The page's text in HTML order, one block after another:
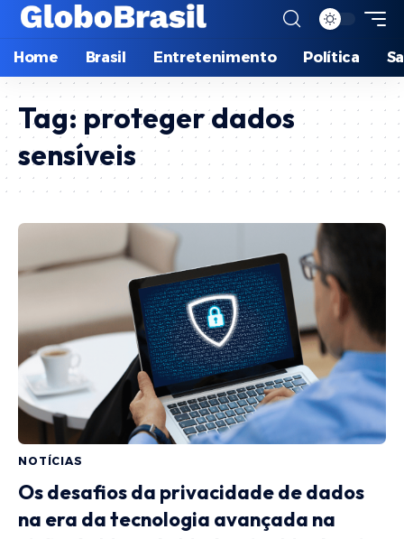
Home Brasil Entretenimento Política
Tag: proteger dados
sensíveis
NOTÍCIAS
Os desafios da privacidade de dados
na era da tecnologia avançada na